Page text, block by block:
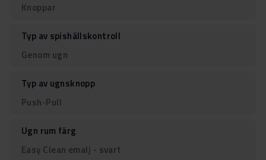
Knoppar
Typ av spishällskontroll
Genom ugn
Typ av ugnsknopp
Push-Pull
Ugn rum färg
Easy Clean emalj - svart